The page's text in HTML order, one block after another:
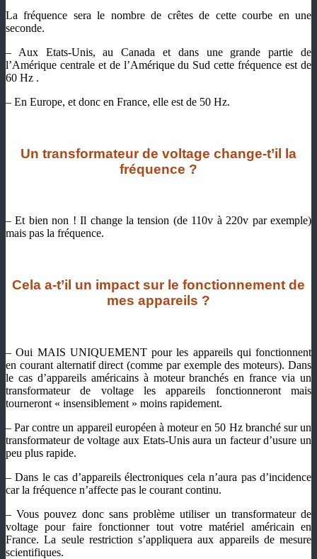
La fréquence sera le nombre de crêtes de cette courbe en une
seconde.
– Aux Etats-Unis, au Canada et dans une grande partie de
l’Amérique centrale et de l’Amérique du Sud cette fréquence est de
60 Hz .
– En Europe, et donc en France, elle est de 50 Hz.
Un transformateur de voltage change-t’il la
fréquence ?
– Et bien non ! Il change la tension (de 110v à 220v par exemple)
mais pas la fréquence.
Cela a-t’il un impact sur le fonctionnement de
mes appareils ?
– Oui MAIS UNIQUEMENT pour les appareils qui fonctionnent
en courant alternatif direct (comme par exemple des moteurs). Dans
le cas d’appareils américains à moteur branchés en france via un
transformateur de voltage les appareils fonctionneront mais
tourneront « insensiblement » moins rapidement.
– Par contre un appareil européen à moteur en 50 Hz branché sur un
transformateur de voltage aux Etats-Unis aura un facteur d’usure un
peu plus rapide.
– Dans le cas d’appareils électroniques cela n’aura pas d’incidence
car la fréquence n’affecte pas le courant continu.
– Vous pouvez donc sans problème utiliser un transformateur de
voltage pour faire fonctionner tout votre matériel américain en
France. La seule restriction s’appliquera aux appareils de mesure
scientifiques.